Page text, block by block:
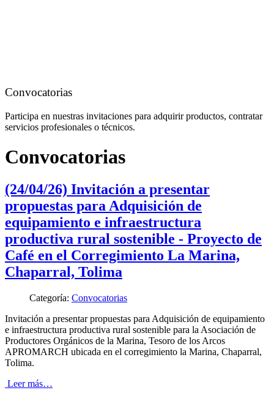
Convocatorias
Participa en nuestras invitaciones para adquirir productos, contratar
servicios profesionales o técnicos.
Convocatorias
(24/04/26) Invitación a presentar
propuestas para Adquisición de
equipamiento e infraestructura
productiva rural sostenible - Proyecto de
Café en el Corregimiento La Marina,
Chaparral, Tolima
Categoría: Convocatorias
Invitación a presentar propuestas para Adquisición de equipamiento
e infraestructura productiva rural sostenible para la Asociación de
Productores Orgánicos de la Marina, Tesoro de los Arcos
APROMARCH ubicada en el corregimiento la Marina, Chaparral,
Tolima.
Leer más…